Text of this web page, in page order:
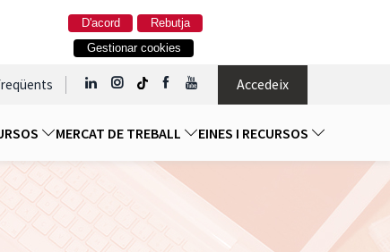
Rebutja
D'acord
Gestionar cookies
Accedeix
MERCAT DE TREBALL EINES I RECURSOS